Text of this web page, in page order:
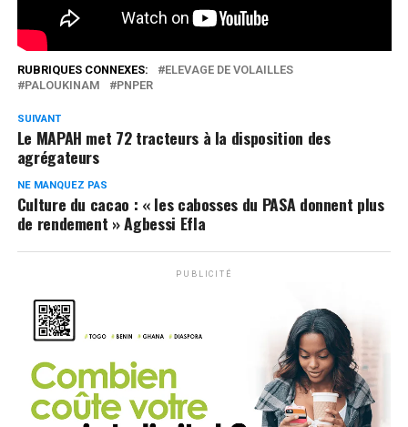
RUBRIQUES CONNEXES:
ELEVAGE DE VOLAILLES
PALOUKINAM
PNPER
SUIVANT
Le MAPAH met 72 tracteurs à la disposition des
agrégateurs
NE MANQUEZ PAS
Culture du cacao : « les cabosses du PASA donnent plus
de rendement » Agbessi Efla
PUBLICITÉ